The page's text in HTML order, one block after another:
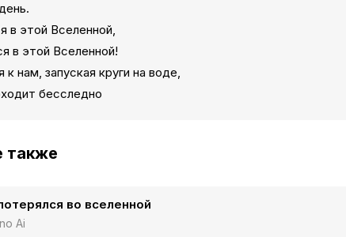
в этой Вселенной,
в этой Вселенной!
нам, запуская круги на воде,
бесследно
также
во вселенной
Ai